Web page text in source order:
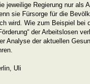
jeweilige Regierung nur als
sie Fürsorge für die
wird. Wie zum Beispiel bei
der Arbeitslosen
Analyse der aktuellen
Uli